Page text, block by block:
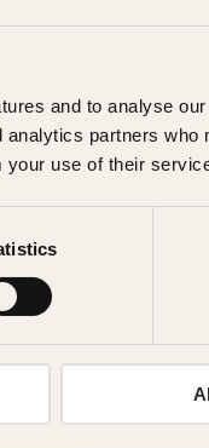
and to analyse
partners who
your use of their